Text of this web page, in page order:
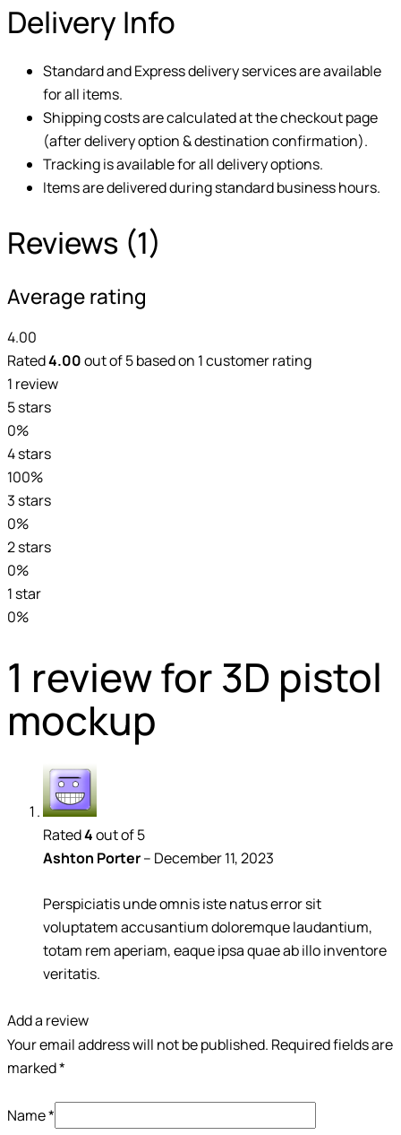
Delivery Info
Standard and Express delivery services are available
for all items.
Shipping costs are calculated at the checkout page
(after delivery option & destination confirmation).
Tracking is available for all delivery options.
Items are delivered during standard business hours.
Reviews (1)
Average rating
4.00
Rated4.00out of 5 based on 1customer rating
1 review
5 stars
0%
4 stars
100%
3 stars
0%
2 stars
0%
1 star
0%
1 review for 3D pistol
mockup
Rated4out of 5
Ashton Porter– December 11, 2023
Perspiciatis unde omnis iste natus error sit
voluptatem accusantium doloremque laudantium,
totam rem aperiam, eaque ipsa quae ab illo inventore
veritatis.
Add a review
Your email address will not be published. Required fields are
marked*
Name*